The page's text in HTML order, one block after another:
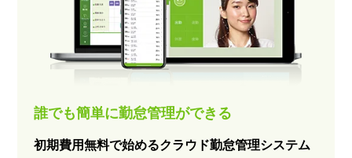
誰でも簡単に勤怠管理ができる
初期費用無料で始めるクラウド勤怠管理システム